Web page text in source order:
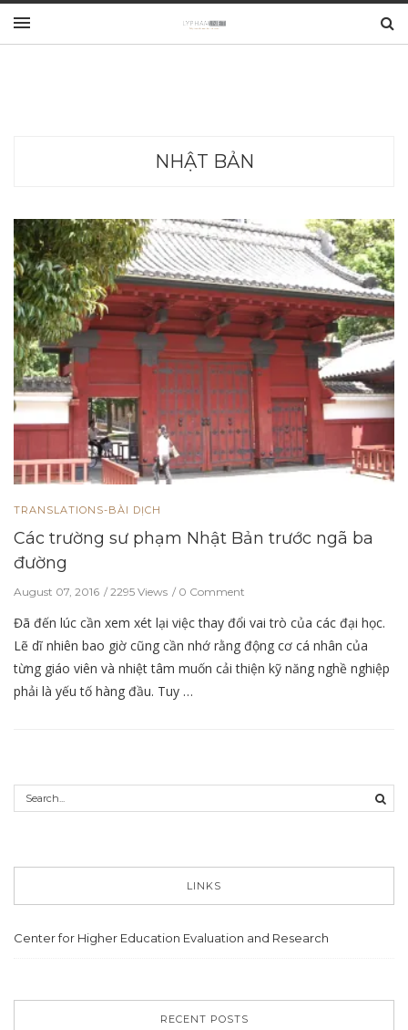
NHẬT BẢN
TRANSLATIONS-BÀI DỊCH
Các trường sư phạm Nhật Bản trước ngã ba
đường
August 07, 2016 2295 Views 0 Comment
Đã đến lúc cần xem xét lại việc thay đổi vai trò của các đại học.
Lẽ dĩ nhiên bao giờ cũng cần nhớ rằng động cơ cá nhân của
từng giáo viên và nhiệt tâm muốn cải thiện kỹ năng nghề nghiệp
phải là yếu tố hàng đầu. Tuy …
LINKS
Center for Higher Education Evaluation and Research
RECENT POSTS